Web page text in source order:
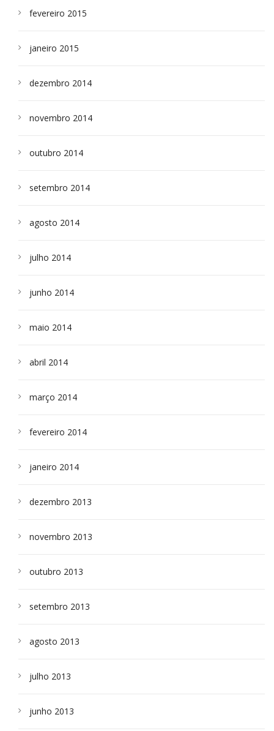
fevereiro 2015
janeiro 2015
dezembro 2014
novembro 2014
outubro 2014
setembro 2014
agosto 2014
julho 2014
junho 2014
maio 2014
abril 2014
março 2014
fevereiro 2014
janeiro 2014
dezembro 2013
novembro 2013
outubro 2013
setembro 2013
agosto 2013
julho 2013
junho 2013